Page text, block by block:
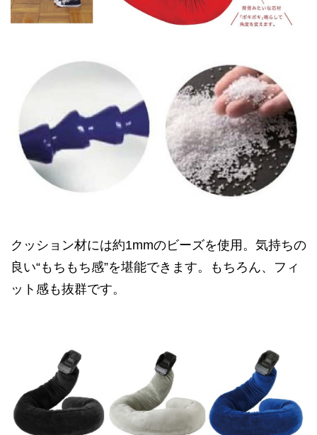
クッション材には約1mmのビーズを使用。気持ちの
良い“もちもち感”を堪能できます。もちろん、フィ
ット感も抜群です。